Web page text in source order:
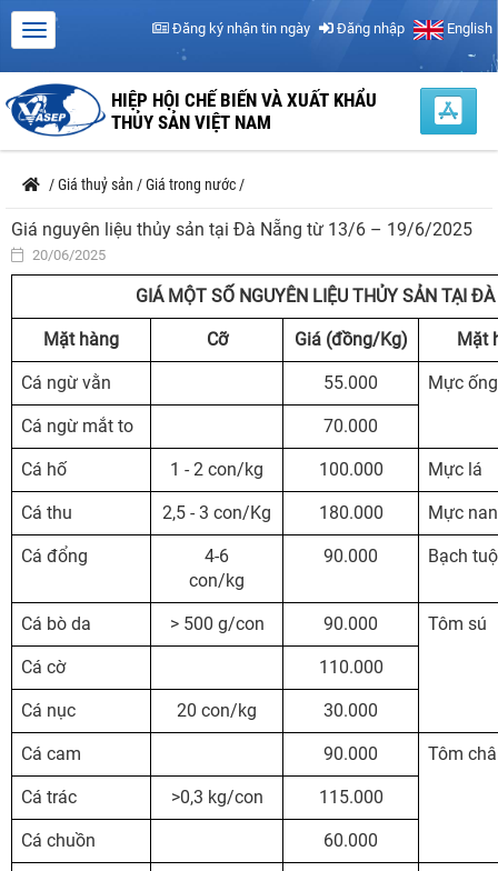
Đăng ký nhận tin ngày Đăng nhập English
HIỆP HỘI CHẾ BIẾN VÀ XUẤT KHẨU
THỦY SẢN VIỆT NAM
/Giá thuỷ sản /Giá trong nước /
Giá nguyên liệu thủy sản tại Đà Nẵng từ 13/6 – 19/6/2025
20/06/2025
GIÁ MỘT SỐ NGUYÊN LIỆU THỦY SẢN TẠI
Mặt hàng Cỡ Giá (đồng/Kg) Mặt
Cá ngừ vằn 55.000 Mực ống
Cá ngừ mắt to 70.000
Cá hố 1 - 2 con/kg 100.000 Mực lá
Cá thu 2,5 - 3 con/Kg 180.000 Mực
Cá đổng
4-6
con/kg
90.000 Bạch
Cá bò da > 500 g/con 90.000 Tôm sú
Cá cờ 110.000
Cá nục 20 con/kg 30.000
Cá cam 90.000 Tôm
Cá trác >0,3 kg/con 115.000
Cá chuồn 60.000